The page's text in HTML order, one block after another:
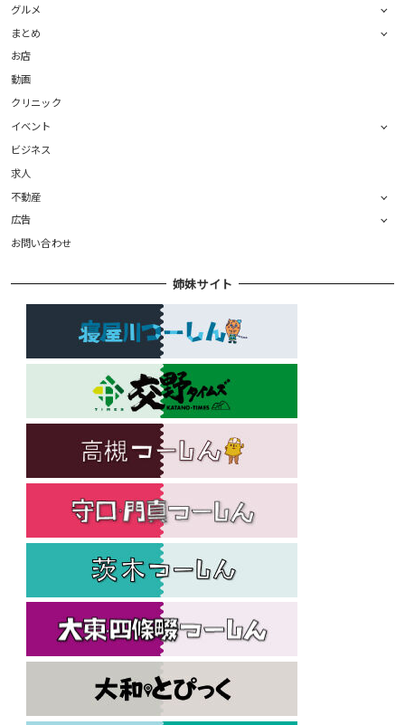
グルメ
まとめ
お店
動画
クリニック
イベント
ビジネス
求人
不動産
広告
お問い合わせ
姉妹サイト